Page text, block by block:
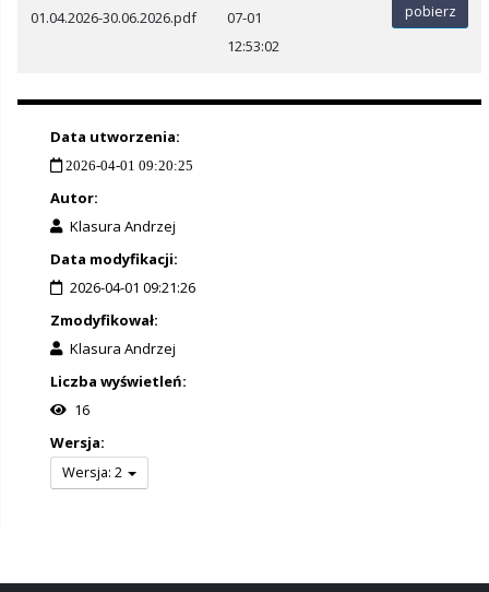
01.04.2026-30.06.2026.pdf
07-01
12:53:02
pobierz
Data utworzenia:
2026-04-01 09:20:25
Autor:
Klasura Andrzej
Data modyfikacji:
2026-04-01 09:21:26
Zmodyfikował:
Klasura Andrzej
Liczba wyświetleń:
16
Wersja:
Wersja: 2